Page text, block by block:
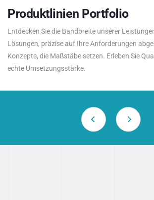
Produktlinien Portfolio
Entdecken Sie die Bandbreite unserer
Lösungen, präzise auf Ihre Anforderungen
Konzepte, die Maßstäbe setzen. Erleben Sie
echte Umsetzungsstärke.